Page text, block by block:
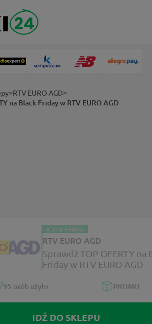
>RTV EURO AGD>
na Black Friday w RTV EURO AGD
BLACK FRIDAY
RTV EURO AGD
Sprawdź TOP OFERTY na
Friday w RTV EURO AGD
95 osób użyło PROMO
IDŹ DO SKLEPU